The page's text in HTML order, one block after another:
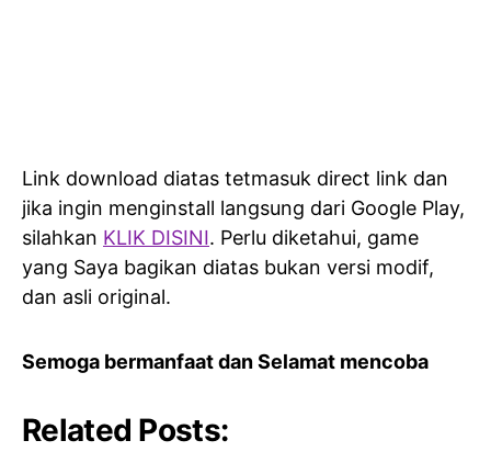
Link download diatas tetmasuk direct link dan
jika ingin menginstall langsung dari Google Play,
silahkan KLIK DISINI. Perlu diketahui, game
yang Saya bagikan diatas bukan versi modif,
dan asli original.
Semoga bermanfaat dan Selamat mencoba
Related Posts: